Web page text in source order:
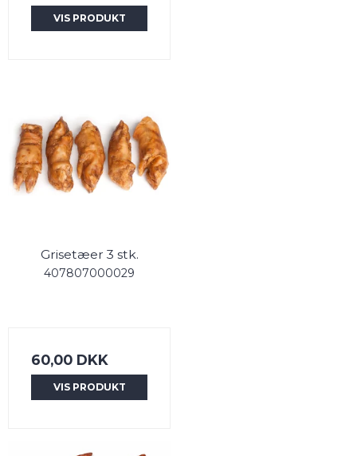
VIS PRODUKT
Grisetæer 3 stk.
407807000029
60,00 DKK
VIS PRODUKT